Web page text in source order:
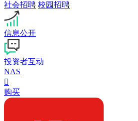
社会招聘 校园招聘
信息公开
投资者互动
NAS

购买